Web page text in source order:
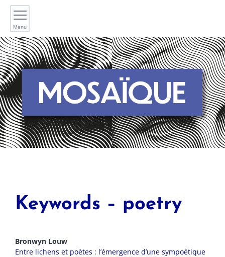
Menu
Keywords – poetry
Bronwyn Louw
Entre lichens et poètes : l’émergence d’une sympoétique